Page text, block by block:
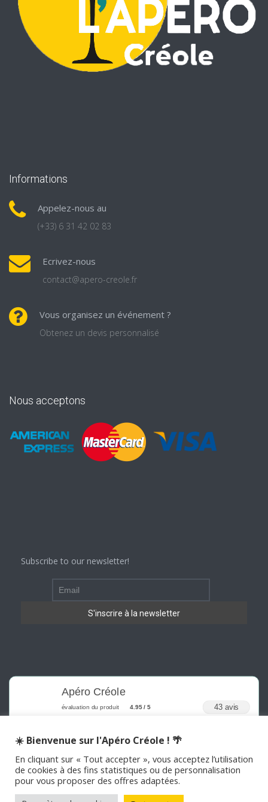
Informations
Appelez-nous au
(+33) 6 31 42 02 83
Ecrivez-nous
contact@apero-creole.fr
Vous organisez un événement ?
Obtenez un devis personnalisé
Nous acceptons
Subscribe to our newsletter!
Apéro Créole
évaluation du produit 4.95 / 5 43 avis
©2026 APERO CREOLE . Tous les droits sont réservés
☀️ Bienvenue sur l'Apéro Créole ! 🌴
En cliquant sur « Tout accepter », vous acceptez l’utilisation
de cookies à des fins statistiques ou de personnalisation
pour vous proposer des offres adaptées.